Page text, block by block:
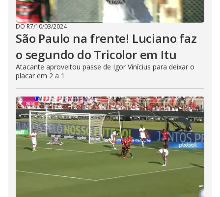
DO R7/10/03/2024
São Paulo na frente! Luciano faz
o segundo do Tricolor em Itu
Atacante aproveitou passe de Igor Vinícius para deixar o
placar em 2 a 1